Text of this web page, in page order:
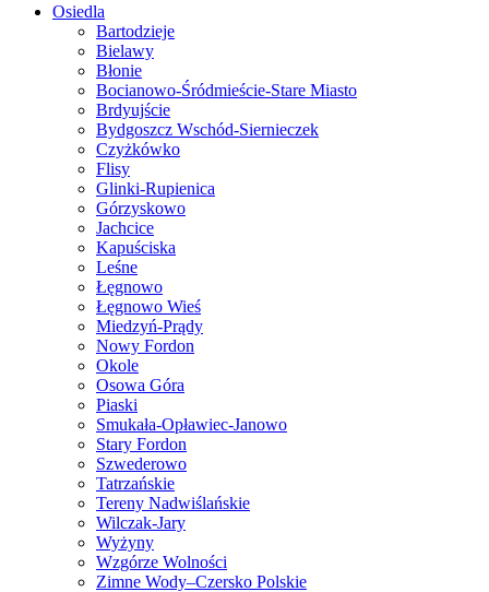
Osiedla
Bartodzieje
Bielawy
Błonie
Bocianowo-Śródmieście-Stare Miasto
Brdyujście
Bydgoszcz Wschód-Siernieczek
Czyżkówko
Flisy
Glinki-Rupienica
Górzyskowo
Jachcice
Kapuściska
Leśne
Łęgnowo
Łęgnowo Wieś
Miedzyń-Prądy
Nowy Fordon
Okole
Osowa Góra
Piaski
Smukała-Opławiec-Janowo
Stary Fordon
Szwederowo
Tatrzańskie
Tereny Nadwiślańskie
Wilczak-Jary
Wyżyny
Wzgórze Wolności
Zimne Wody–Czersko Polskie